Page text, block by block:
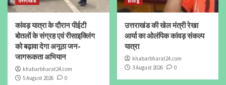
कांवड़ यात्रा के दौरान पीईटी
बोतलों के संग्रह एवं रीसाइक्लिंग
को बढ़ावा देगा अनूठा जन-
जागरूकता अभियान
khabarbharat24.com
5 August 2026
0
उत्तराखंड की खेल मंत्री रेखा
आर्या का ओलंपिक कांवड़ संकल्प
यात्रा
khabarbharat24.com
3 August 2026
0